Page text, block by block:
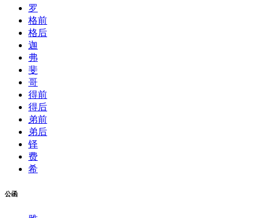
罗
格前
格后
迦
弗
斐
哥
得前
得后
弟前
弟后
铎
费
希
公函